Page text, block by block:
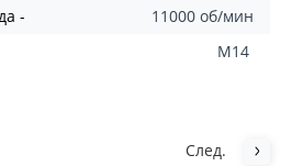
-
11000 об/мин
M14
След.